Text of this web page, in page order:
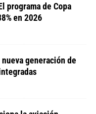
programa de Copa
en 2026
generación de